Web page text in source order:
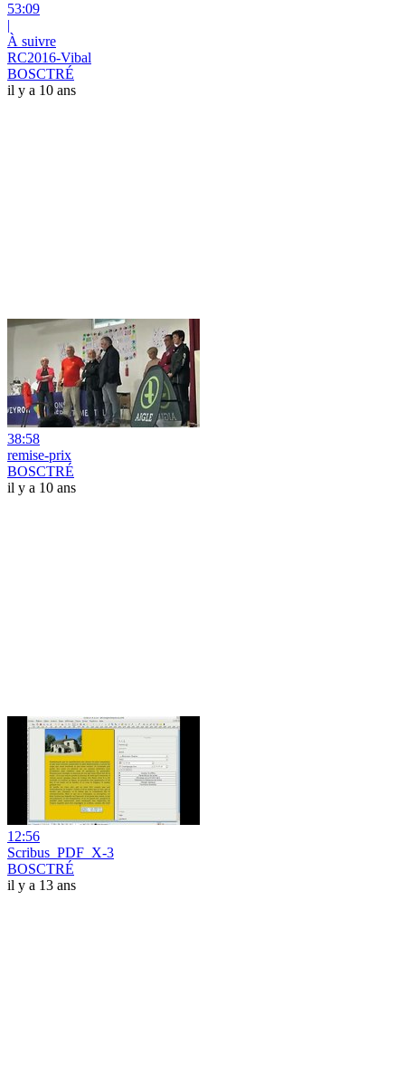
53:09
|
À suivre
RC2016-Vibal
BOSCTRÉ
il y a 10 ans
38:58
remise-prix
BOSCTRÉ
il y a 10 ans
12:56
Scribus_PDF_X-3
BOSCTRÉ
il y a 13 ans